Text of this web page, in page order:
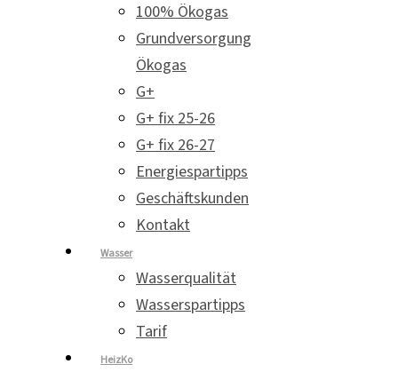
100% Ökogas
Grundversorgung
Ökogas
G+
G+ fix 25-26
G+ fix 26-27
Energiespartipps
Geschäftskunden
Kontakt
Wasser
Wasserqualität
Wasserspartipps
Tarif
HeizKo